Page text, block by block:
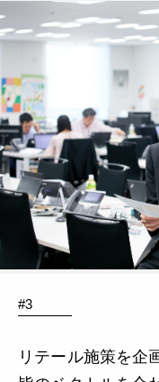
#3
リテール施策を企